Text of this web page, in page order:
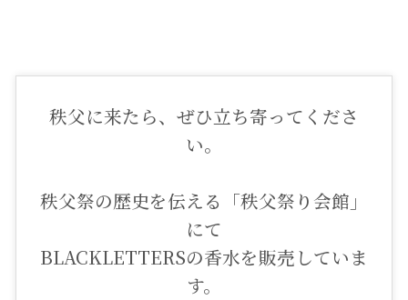
秩父に来たら、ぜひ立ち寄ってくださ
い。
秩父祭の歴史を伝える「秩父祭り会館」
にて
BLACKLETTERSの香水を販売していま
す。